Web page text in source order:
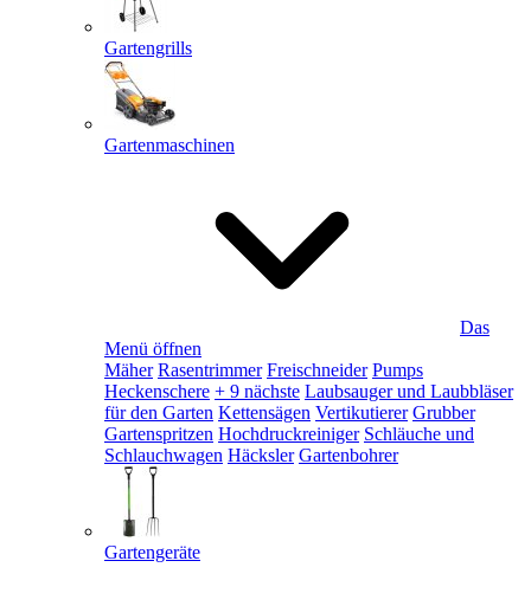
Gartengrills
Gartenmaschinen
Das
Menü öffnen
Mäher Rasentrimmer Freischneider Pumps
Heckenschere + 9 nächste Laubsauger und Laubbläser
für den Garten Kettensägen Vertikutierer Grubber
Gartenspritzen Hochdruckreiniger Schläuche und
Schlauchwagen Häcksler Gartenbohrer
Gartengeräte